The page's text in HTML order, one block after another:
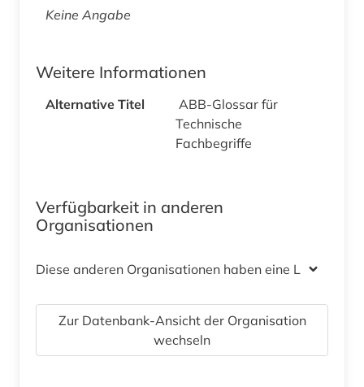
Keine Angabe
Weitere Informationen
Alternative Titel
ABB-Glossar für
Technische
Fachbegriffe
Verfügbarkeit in anderen
Organisationen
Diese anderen Organisationen haben eine Lizenz
Zur Datenbank-Ansicht der Organisation
wechseln